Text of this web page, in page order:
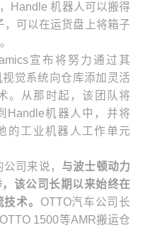
Handle 机器人可以搬得
，可以在运货盘上将箱子
宣布将努力通过其
觉系统向仓库添加灵活
。从那时起，该团队将
Handle机器人中，并将
的工业机器人工作单元
司来说， 与波士顿动力
该公司长期以来始终在
术。 OTTO汽车公司长
1500等AMR搬运仓